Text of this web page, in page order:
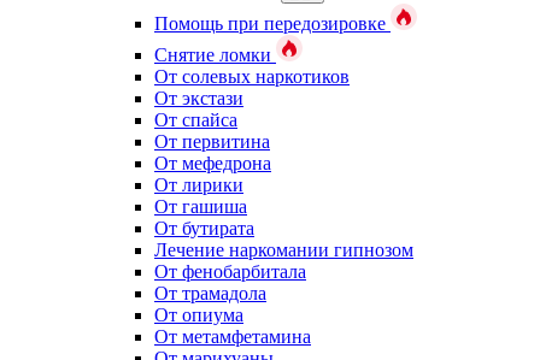
Помощь при передозировке
Снятие ломки
От солевых наркотиков
От экстази
От спайса
От первитина
От мефедрона
От лирики
От гашиша
От бутирата
Лечение наркомании гипнозом
От фенобарбитала
От трамадола
От опиума
От метамфетамина